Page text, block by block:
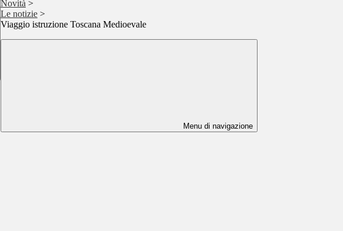
Novità >
Le notizie >
Viaggio istruzione Toscana Medioevale
Menu di navigazione